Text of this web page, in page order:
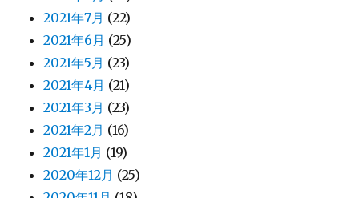
2021年7月 (22)
2021年6月 (25)
2021年5月 (23)
2021年4月 (21)
2021年3月 (23)
2021年2月 (16)
2021年1月 (19)
2020年12月 (25)